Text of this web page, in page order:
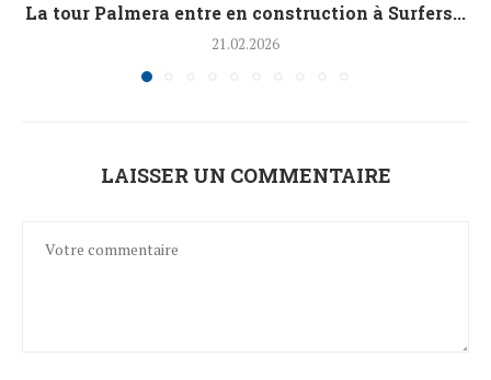
La tour Palmera entre en construction à Surfers...
21.02.2026
LAISSER UN COMMENTAIRE